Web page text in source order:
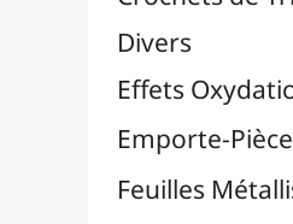
Plantes & Jardin
Plastique Fou
Poncage / Émeri
Quilling / Pliage
Reliure & Cinch